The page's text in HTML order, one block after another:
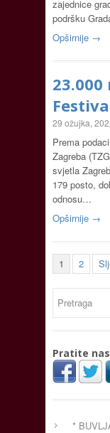
zajednice
podršku
Opširnije →
29 ožujka,
Prema
Zagreba
svjetla
179 posto,
odnosu…
Opširnije →
1 2
Pratite
*